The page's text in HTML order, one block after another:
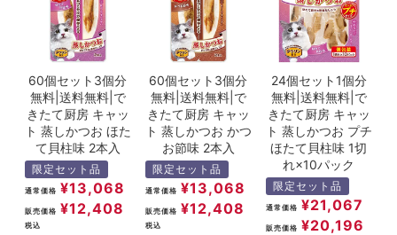
60個セット3個分
無料|送料無料|で
きたて厨房 キャッ
ト 蒸しかつお ほた
て貝柱味 2本入
限定セット品
通常価格 ¥13,068
販売価格 ¥12,408
税込
60個セット3個分
無料|送料無料|で
きたて厨房 キャッ
ト 蒸しかつお かつ
お節味 2本入
限定セット品
通常価格 ¥13,068
販売価格 ¥12,408
税込
24個セット1個分
無料|送料無料|で
きたて厨房 キャッ
ト 蒸しかつお プチ
ほたて貝柱味 1切
れ×10パック
限定セット品
通常価格 ¥21,067
販売価格 ¥20,196